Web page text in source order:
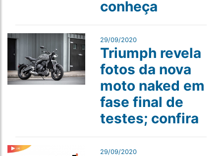
conheça
29/09/2020
Triumph revela
fotos da nova
moto naked em
fase final de
testes; confira
29/09/2020